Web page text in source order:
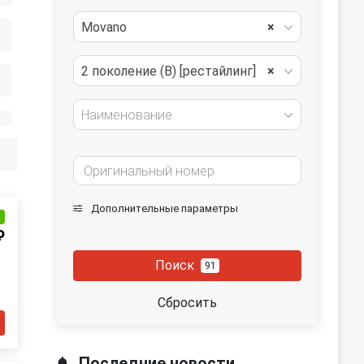
×
Movano
×
2 поколение (B) [рестайлинг]
Наименование
Дополнительные параметры
Поиск 91
Сбросить